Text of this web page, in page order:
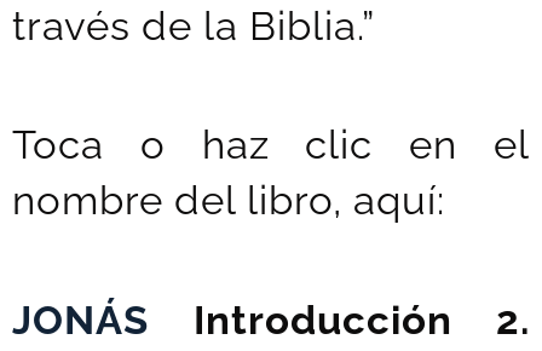
través de la Biblia.”
Toca o haz clic en el
nombre del libro, aquí:
JONÁS Introducción 2.